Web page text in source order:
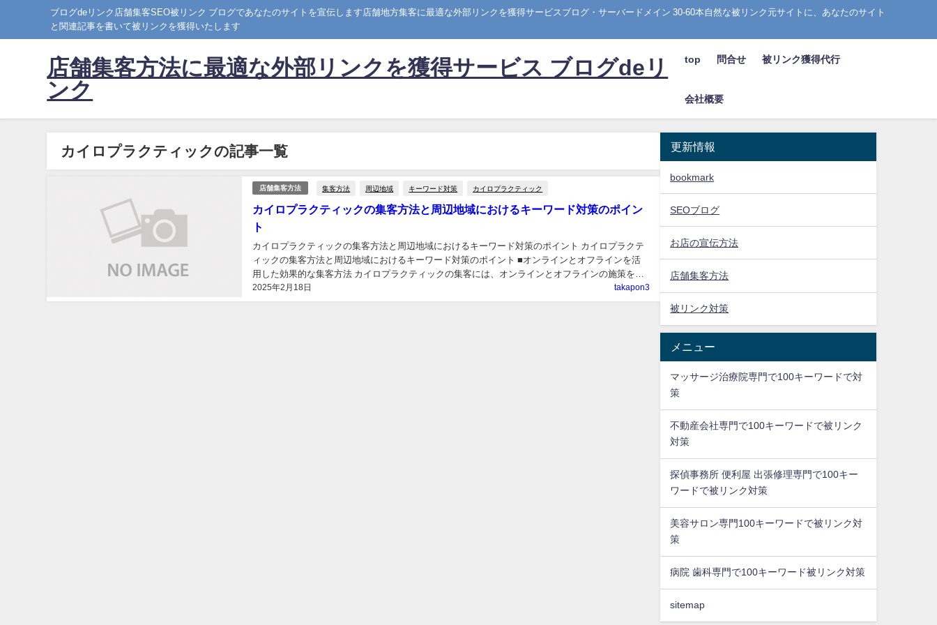
ブログdeリンク店舗集客SEO被リンク ブログであなたのサイトを宣伝します店舗地方集客に最適な外部リンクを獲得サービスブログ・サーバードメイン 30-60本自然な被リンク元サイトに、あなたのサイト
と関連記事を書いて被リンクを獲得いたします
店舗集客方法に最適な外部リンクを獲得サービス ブログdeリ
ンク
top 問合せ 被リンク獲得代行
会社概要
カイロプラクティックの記事一覧
店舗集客方法 集客方法 周辺地域 キーワード対策 カイロプラクティック
カイロプラクティックの集客方法と周辺地域におけるキーワード対策のポイン
ト
2025年2月18日
カイロプラクティックの集客方法と周辺地域におけるキーワード対策のポイント カイロプラクテ
ィックの集客方法と周辺地域におけるキーワード対策のポイント ■オンラインとオフラインを活
用した効果的な集客方法 カイロプラクティックの集客には、オンラインとオフラインの施策をバ
ランスよく取り入れることが重要です。まずインターネットを...
takapon3
更新情報
bookmark
SEOブログ
お店の宣伝方法
店舗集客方法
被リンク対策
メニュー
マッサージ治療院専門で100キーワードで対
策
不動産会社専門で100キーワードで被リンク
対策
探偵事務所 便利屋 出張修理専門で100キー
ワードで被リンク対策
美容サロン専門100キーワードで被リンク対
策
病院 歯科専門で100キーワード被リンク対策
sitemap